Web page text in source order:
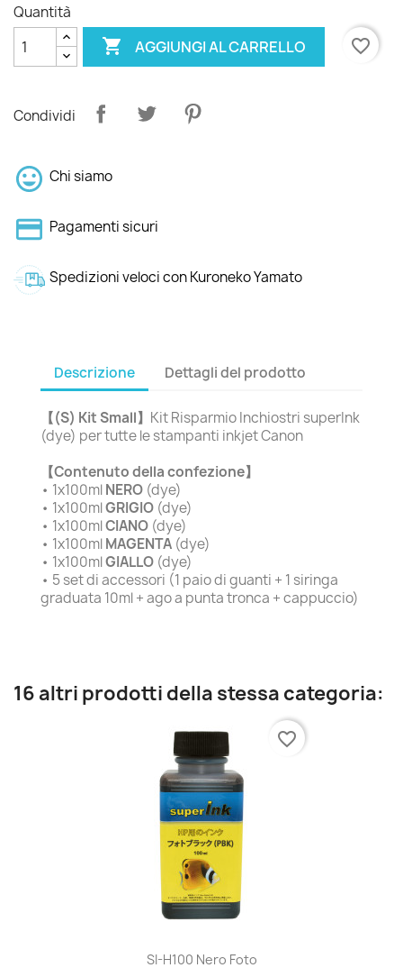
Quantità
 AGGIUNGI AL CARRELLO favorite_border
Condividi
Chi siamo
Pagamenti sicuri
Spedizioni veloci con Kuroneko Yamato
Descrizione Dettagli del prodotto
【(S) Kit Small】 Kit Risparmio Inchiostri superInk
(dye) per tutte le stampanti inkjet Canon
【Contenuto della confezione】
• 1x100mlNERO (dye)
• 1x100mlGRIGIO (dye)
• 1x100mlCIANO (dye)
• 1x100mlMAGENTA (dye)
• 1x100mlGIALLO (dye)
• 5 set di accessori (1 paio di guanti + 1 siringa
graduata 10ml + ago a punta tronca + cappuccio)
16 altri prodotti della stessa categoria:
SI-H100 Nero Foto
favorite_border